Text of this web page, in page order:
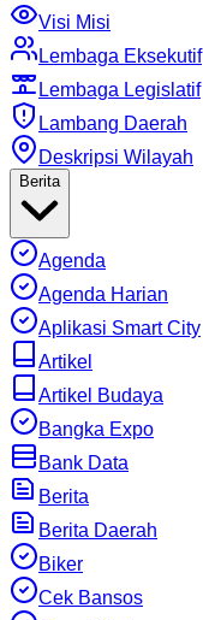
Visi Misi
Lembaga Eksekutif
Lembaga Legislatif
Lambang Daerah
Deskripsi Wilayah
Berita
Agenda
Agenda Harian
Aplikasi Smart City
Artikel
Artikel Budaya
Bangka Expo
Bank Data
Berita
Berita Daerah
Biker
Cek Bansos